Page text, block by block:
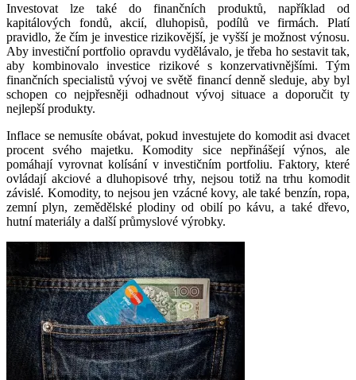
Investovat lze také do finančních produktů, například od
kapitálových fondů, akcií, dluhopisů, podílů ve firmách. Platí
pravidlo, že čím je investice rizikovější, je vyšší je možnost výnosu.
Aby investiční portfolio opravdu vydělávalo, je třeba ho sestavit tak,
aby kombinovalo investice rizikové s konzervativnějšími. Tým
finančních specialistů vývoj ve světě financí denně sleduje, aby byl
schopen co nejpřesněji odhadnout vývoj situace a doporučit ty
nejlepší produkty.
Inflace se nemusíte obávat, pokud investujete do komodit asi dvacet
procent svého majetku. Komodity sice nepřinášejí výnos, ale
pomáhají vyrovnat kolísání v investičním portfoliu. Faktory, které
ovládají akciové a dluhopisové trhy, nejsou totiž na trhu komodit
závislé. Komodity, to nejsou jen vzácné kovy, ale také benzín, ropa,
zemní plyn, zemědělské plodiny od obilí po kávu, a také dřevo,
hutní materiály a další průmyslové výrobky.